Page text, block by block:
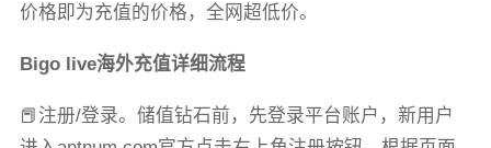
价格即为充值的价格，全网超低价。
Bigo live海外充值详细流程
📕注册/登录。储值钻石前，先登录平台账户，新用户